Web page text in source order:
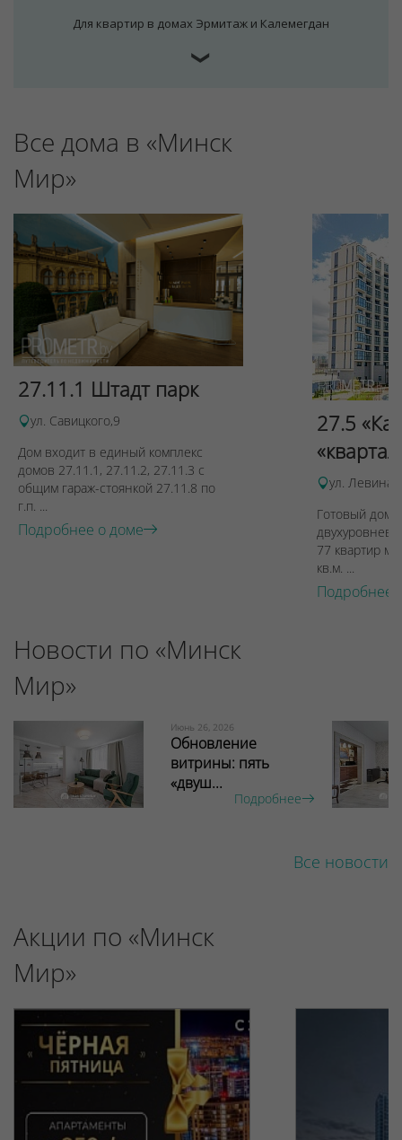
Для квартир в домах Эрмитаж и Калемегдан
❯
Все дома в «Минск
Мир»
27.11.1 Штадт парк
ул. Савицкого,9
Дом входит в единый комплекс
домов 27.11.1, 27.11.2, 27.11.3 с
общим гараж-стоянкой 27.11.8 по
г.п. ...
Подробнее о доме
27.5
ул. Левина,
Готовый дом
77 квартир
кв.м. ...
Подробнее
Новости по «Минск
Мир»
Июнь 26, 2026
Обновление
витрины: пять
«двуш...
Подробнее
Все новости
Акции по «Минск
Мир»
Для обеспечения удобства пользователей сайта
используются cookies
Принять
Отклонить